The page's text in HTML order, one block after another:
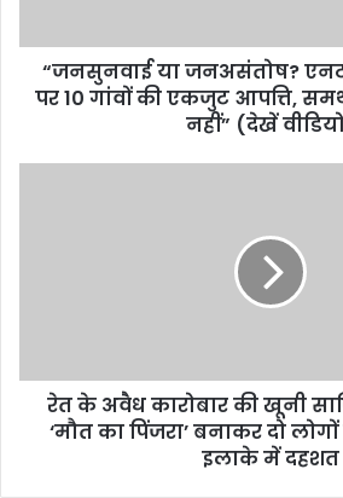
“जनसुनवाई या जनअसंतोष?
पर 10 गांवों की एकजुट आपत्ति,
नहीं” (देखें
रेत के अवैध कारोबार की खूनी
‘मौत का पिंजरा’ बनाकर दो
इलाके में दहशत